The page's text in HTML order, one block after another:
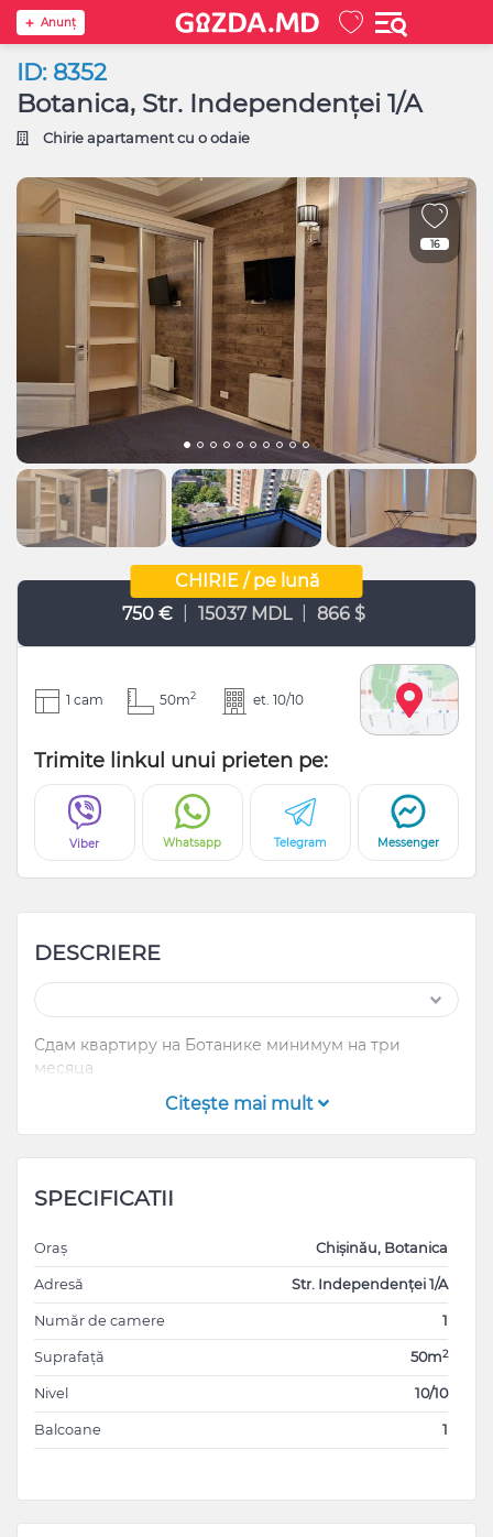
Anunţ
ID: 8352
Botanica, Str. Independenței 1/A
Chirie apartament cu o odaie
16
CHIRIE / pe lună
750 €
15037 MDL 866 $
1 cam 50m2 et. 10/10
Trimite linkul unui prieten pe:
Viber Whatsapp Telegram Messenger
DESCRIERE
Сдам квартиру на Ботанике минимум на три
месяца
Citeşte mai mult
SPECIFICATII
Oraș Chișinău, Botanica
Adresă Str. Independenței 1/A
Număr de camere 1
Suprafață 50m2
Nivel 10/10
Balcoane 1